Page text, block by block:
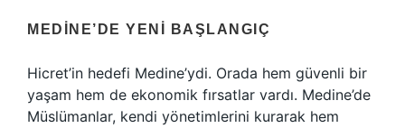
MEDINE’DE YENI BAŞLANGIÇ
Hicret’in hedefi Medine’ydi. Orada hem güvenli bir
yaşam hem de ekonomik fırsatlar vardı. Medine’de
Müslümanlar, kendi yönetimlerini kurarak hem